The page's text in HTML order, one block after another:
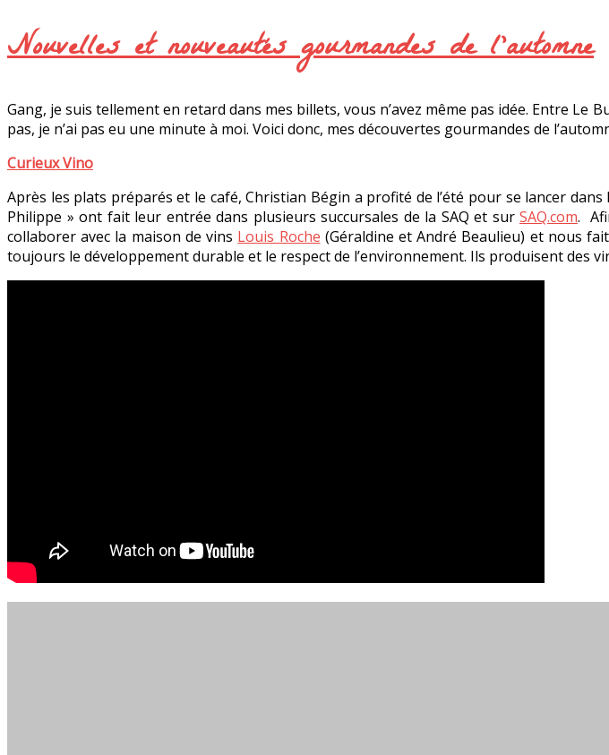
Nouvelles et nouveautés gourmandes de l’automne
Gang, je suis tellement en retard dans mes billets, vous n’avez même pas idée. Entre
pas, je n’ai pas eu une minute à moi. Voici donc, mes découvertes gourmandes de
Curieux Vino
Après les plats préparés et le café, Christian Bégin a profité de l’été pour se lancer
Philippe » ont fait leur entrée dans plusieurs succursales de la SAQ et sur SAQ.com.
collaborer avec la maison de vins Louis Roche (Géraldine et André Beaulieu) et nous
toujours le développement durable et le respect de l’environnement. Ils produisent des